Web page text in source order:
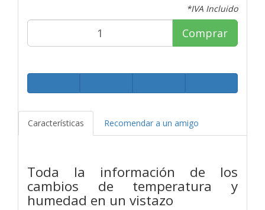
*IVA Incluido
Comprar
Características Recomendar a un amigo
Toda la información de los
cambios de temperatura y
humedad en un vistazo